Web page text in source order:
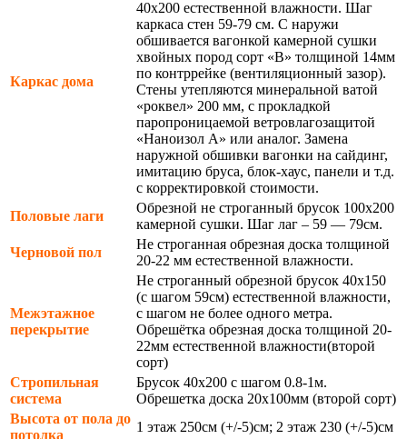
Каркас дома
40х200 естественной влажности. Шаг
каркаса стен 59-79 см. С наружи
обшивается вагонкой камерной сушки
хвойных пород сорт «В» толщиной 14мм
по контррейке (вентиляционный зазор).
Стены утепляются минеральной ватой
«роквел» 200 мм, с прокладкой
паропроницаемой ветровлагозащитой
«Наноизол А» или аналог. Замена
наружной обшивки вагонки на сайдинг,
имитацию бруса, блок-хаус, панели и т.д.
с корректировкой стоимости.
Половые лаги
Обрезной не строганный брусок 100х200
камерной сушки. Шаг лаг – 59 — 79см.
Черновой пол
Не строганная обрезная доска толщиной
20-22 мм естественной влажности.
Межэтажное
перекрытие
Не строганный обрезной брусок 40х150
(с шагом 59см) естественной влажности,
с шагом не более одного метра.
Обрешётка обрезная доска толщиной 20-
22мм естественной влажности(второй
сорт)
Стропильная
система
Брусок 40х200 с шагом 0.8-1м.
Обрешетка доска 20х100мм (второй сорт)
Высота от пола до
потолка
1 этаж 250см (+/-5)см; 2 этаж 230 (+/-5)см